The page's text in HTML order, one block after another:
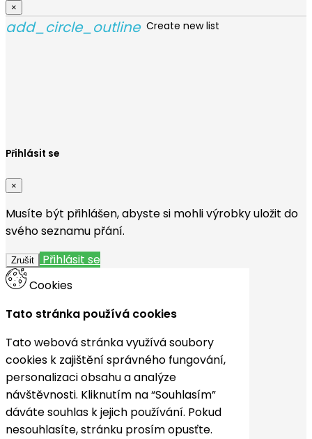
×
add_circle_outline Create new list
Přihlásit se
×
Musíte být přihlášen, abyste si mohli výrobky uložit do
svého seznamu přání.
Zrušit
Přihlásit se
Cookies
Tato stránka používá cookies
Tato webová stránka využívá soubory
cookies k zajištění správného fungování,
personalizaci obsahu a analýze
návštěvnosti. Kliknutím na “Souhlasím”
dáváte souhlas k jejich používání. Pokud
nesouhlasíte, stránku prosím opusťte.